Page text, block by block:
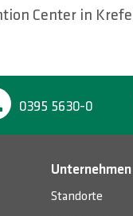
Center in
0395 5630-0
Unternehmen
Standorte